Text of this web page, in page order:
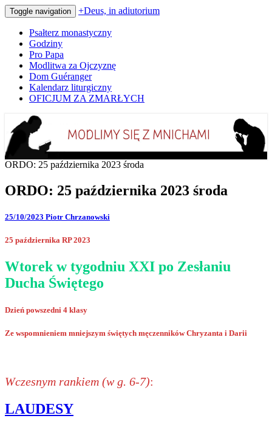
Toggle navigation +Deus, in adiutorium
Psałterz monastyczny
Godziny
Pro Papa
Modlitwa za Ojczyznę
Dom Guéranger
Kalendarz liturgiczny
OFICJUM ZA ZMARŁYCH
+Deus, in adiutorium
Codziennie modlimy się z mnichami
ORDO: 25 października 2023 środa
ORDO: 25 października 2023 środa
25/10/2023 Piotr Chrzanowski
25 października RP 2023
Wtorek w tygodniu XXI po Zesłaniu
Ducha Świętego
Dzień powszedni 4 klasy
Ze wspomnieniem mniejszym świętych męczenników Chryzanta i Darii
Wczesnym rankiem (w g. 6-7):
LAUDESY